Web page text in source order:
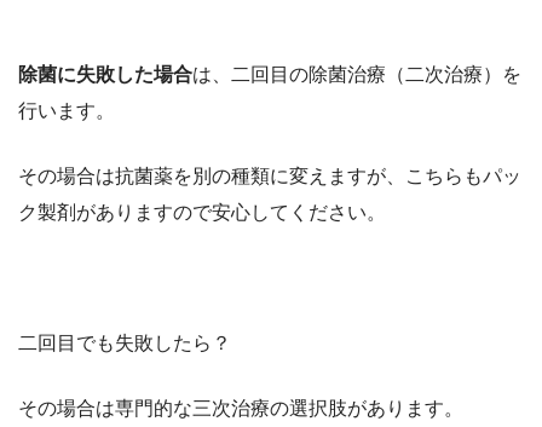
除菌に失敗した場合は、二回目の除菌治療（二次治療）を
行います。
その場合は抗菌薬を別の種類に変えますが、こちらもパッ
ク製剤がありますので安心してください。
二回目でも失敗したら？
その場合は専門的な三次治療の選択肢があります。